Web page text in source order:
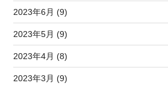
2023年6月 (9)
2023年5月 (9)
2023年4月 (8)
2023年3月 (9)